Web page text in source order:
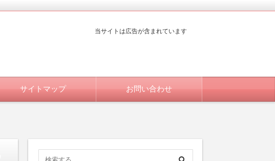
当サイトは広告が含まれています
サイトマップ お問い合わせ